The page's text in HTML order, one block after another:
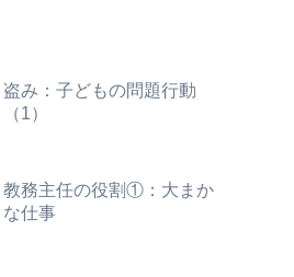
盗み：子どもの問題行動
（1）
教務主任の役割①：大まか
な仕事